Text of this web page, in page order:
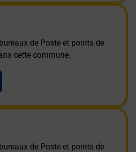
de Poste et points de
cette commune.
de Poste et points de